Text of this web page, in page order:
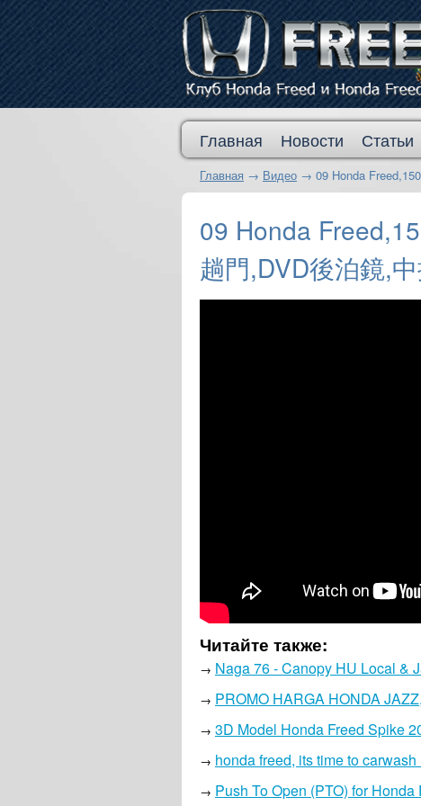
Главная Новости Статьи
Главная → Видео → 09 Honda
09 Honda
趟門,DVD後泊鏡,
Читайте также:
→ Naga 76 - Canopy HU Local &
→ PROMO HARGA HONDA
→ 3D Model Honda Freed Spike
→ honda freed, its time to
→ Push To Open (PTO) for Honda